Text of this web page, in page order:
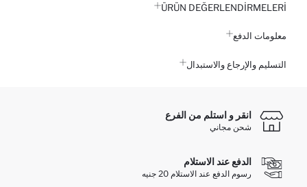
ÜRÜN DEĞERLENDİRMELERİ
معلومات الدفع
التسليم والإرجاع والاستبدال
انقر و استلم من الفرع
شحن مجاني
الدفع عند الاستلام
رسوم الدفع عند الاستلام 20 جنيه